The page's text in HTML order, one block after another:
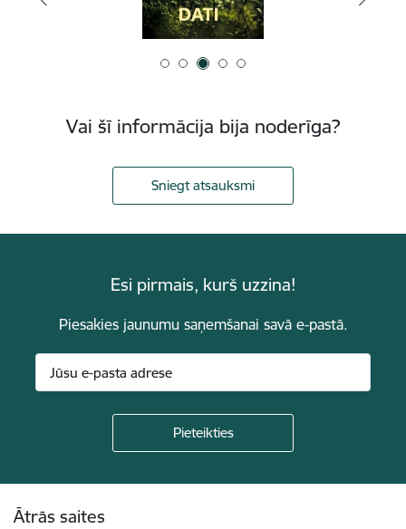
Vai šī informācija bija noderīga?
Sniegt atsauksmi
Esi pirmais, kurš uzzina!
Piesakies jaunumu saņemšanai savā e-pastā.
Ātrās saites